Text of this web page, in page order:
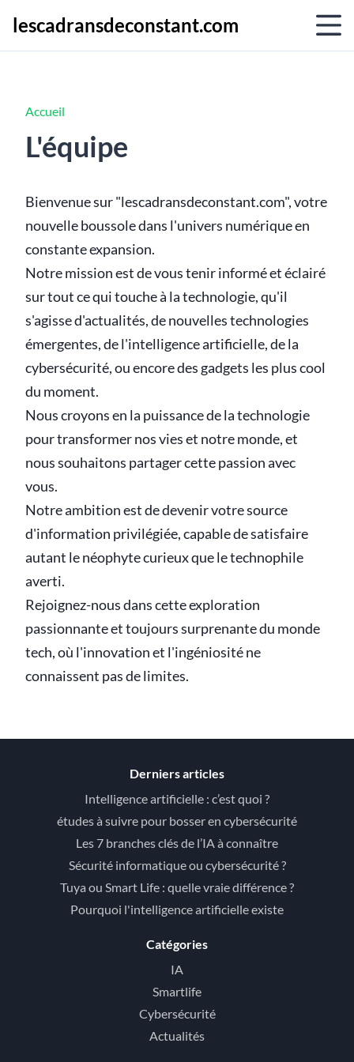
lescadransdeconstant.com
Accueil
L'équipe
Bienvenue sur "lescadransdeconstant.com", votre
nouvelle boussole dans l'univers numérique en
constante expansion.
Notre mission est de vous tenir informé et éclairé
sur tout ce qui touche à la technologie, qu'il
s'agisse d'actualités, de nouvelles technologies
émergentes, de l'intelligence artificielle, de la
cybersécurité, ou encore des gadgets les plus cool
du moment.
Nous croyons en la puissance de la technologie
pour transformer nos vies et notre monde, et
nous souhaitons partager cette passion avec
vous.
Notre ambition est de devenir votre source
d'information privilégiée, capable de satisfaire
autant le néophyte curieux que le technophile
averti.
Rejoignez-nous dans cette exploration
passionnante et toujours surprenante du monde
tech, où l'innovation et l'ingéniosité ne
connaissent pas de limites.
Derniers articles
Intelligence artificielle : c’est quoi ?
études à suivre pour bosser en cybersécurité
Les 7 branches clés de l’IA à connaître
Sécurité informatique ou cybersécurité ?
Tuya ou Smart Life : quelle vraie différence ?
Pourquoi l'intelligence artificielle existe
Catégories
IA
Smartlife
Cybersécurité
Actualités